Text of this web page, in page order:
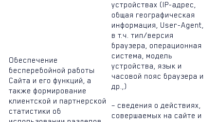
Обеспечение
бесперебойной работы
Сайта и его функций, а
также формирование
клиентской и партнерской
статистики об
устройствах (IP-адрес,
общая географическая
информация, User-Agent,
в т.ч. тип/версия
браузера, операционная
система, модель
устройства, язык и
часовой пояс браузера и
др.,)
– сведения о действиях,
совершаемых на сайте и